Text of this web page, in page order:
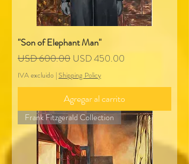
"Son of Elephant Man"
Precio
USD 600.00 Precio de oferta
USD 450.00
IVA excluido |Shipping Policy
Agregar al carrito
Frank Fitzgerald Collection